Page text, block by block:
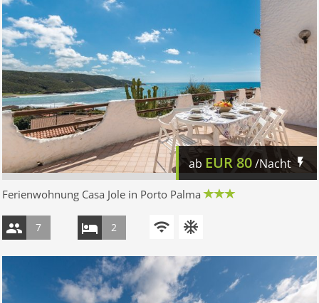
ab EUR80/Nacht
Ferienwohnung Casa Jole in Porto Palma
7 2